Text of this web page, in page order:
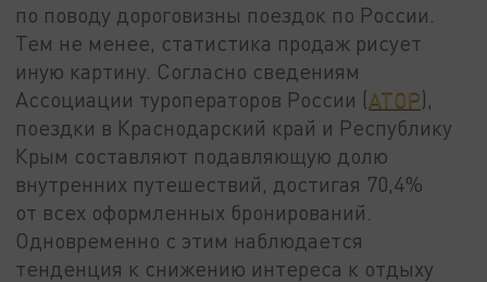
по поводу дороговизны поездок по России.
Тем не менее, статистика продаж рисует
иную картину. Согласно сведениям
Ассоциации туроператоров России (АТОР),
поездки в Краснодарский край и Республику
Крым составляют подавляющую долю
внутренних путешествий, достигая 70,4%
от всех оформленных бронирований.
Одновременно с этим наблюдается
тенденция к снижению интереса к отдыху